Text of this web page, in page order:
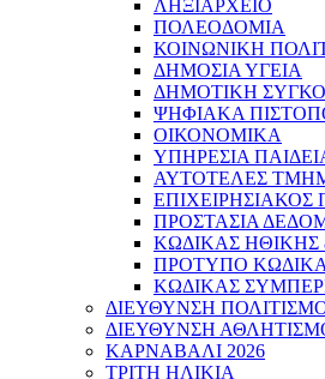
ΛΗΞΙΑΡΧΕΙΟ
ΠΟΛΕΟΔΟΜΙΑ
ΚΟΙΝΩΝΙΚΗ
ΔΗΜΟΣΙΑ ΥΓΕΙΑ
ΔΗΜΟΤΙΚΗ
ΨΗΦΙΑΚΑ
ΟΙΚΟΝΟΜΙΚΑ
ΥΠΗΡΕΣΙΑ
ΑΥΤΟΤΕΛΕΣ
ΠΡΟΣΤΑΣΙΑ
ΚΩΔΙΚΑΣ
ΠΡΟΤΥΠΟ
ΚΩΔΙΚΑΣ
ΔΙΕΥΘΥΝΣΗ
ΔΙΕΥΘΥΝΣΗ
ΚΑΡΝΑΒΑΛΙ 2026
ΤΡΙΤΗ ΗΛΙΚΙΑ